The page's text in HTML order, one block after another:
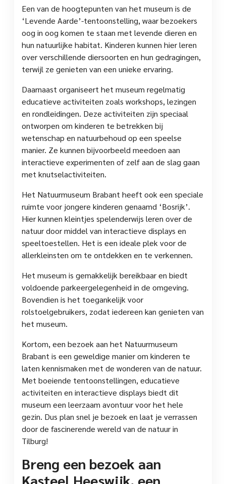
Een van de hoogtepunten van het museum is de
‘Levende Aarde’-tentoonstelling, waar bezoekers
oog in oog komen te staan met levende dieren en
hun natuurlijke habitat. Kinderen kunnen hier leren
over verschillende diersoorten en hun gedragingen,
terwijl ze genieten van een unieke ervaring.
Daarnaast organiseert het museum regelmatig
educatieve activiteiten zoals workshops, lezingen
en rondleidingen. Deze activiteiten zijn speciaal
ontworpen om kinderen te betrekken bij
wetenschap en natuurbehoud op een speelse
manier. Ze kunnen bijvoorbeeld meedoen aan
interactieve experimenten of zelf aan de slag gaan
met knutselactiviteiten.
Het Natuurmuseum Brabant heeft ook een speciale
ruimte voor jongere kinderen genaamd ‘Bosrijk’.
Hier kunnen kleintjes spelenderwijs leren over de
natuur door middel van interactieve displays en
speeltoestellen. Het is een ideale plek voor de
allerkleinsten om te ontdekken en te verkennen.
Het museum is gemakkelijk bereikbaar en biedt
voldoende parkeergelegenheid in de omgeving.
Bovendien is het toegankelijk voor
rolstoelgebruikers, zodat iedereen kan genieten van
het museum.
Kortom, een bezoek aan het Natuurmuseum
Brabant is een geweldige manier om kinderen te
laten kennismaken met de wonderen van de natuur.
Met boeiende tentoonstellingen, educatieve
activiteiten en interactieve displays biedt dit
museum een leerzaam avontuur voor het hele
gezin. Dus plan snel je bezoek en laat je verrassen
door de fascinerende wereld van de natuur in
Tilburg!
Breng een bezoek aan
Kasteel Heeswijk, een